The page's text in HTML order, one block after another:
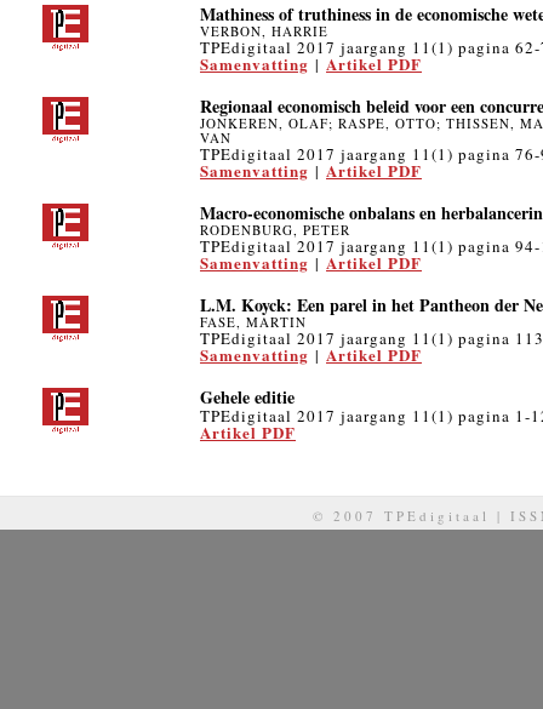
Mathiness of truthiness in de economische
VERBON, HARRIE
TPEdigitaal 2017 jaargang 11(1) pagina
Samenvatting | Artikel PDF
Regionaal economisch beleid voor een
JONKEREN, OLAF; RASPE, OTTO; THISSEN,
VAN
TPEdigitaal 2017 jaargang 11(1) pagina
Samenvatting | Artikel PDF
Macro-economische onbalans en
RODENBURG, PETER
TPEdigitaal 2017 jaargang 11(1) pagina
Samenvatting | Artikel PDF
L.M. Koyck: Een parel in het Pantheon der
FASE, MARTIN
TPEdigitaal 2017 jaargang 11(1) pagina
Samenvatting | Artikel PDF
Gehele editie
TPEdigitaal 2017 jaargang 11(1) pagina 1-
Artikel PDF
© 2007 TPEdigitaal |